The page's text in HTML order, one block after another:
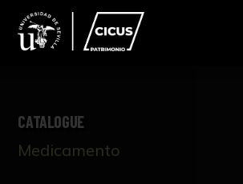
CATALOGUE
Medicamento